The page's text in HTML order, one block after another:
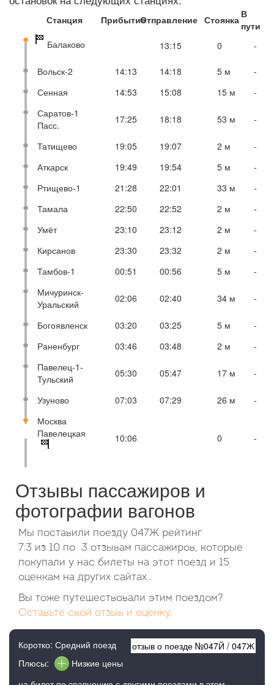
Станция ПрибытиеОтправление Стоянка В
пути
Балаково
13:15 0 -
Вольск-2 14:13 14:18 5 м
-
Сенная
14:53 15:08 15 м
-
Саратов-1
Пасс.
17:25 18:18 53 м -
Татищево 19:05 19:07 2 м
-
Аткарск
19:49 19:54 5 м
-
Ртищево-1
21:28 22:01 33 м
-
Тамала
22:50 22:52 2 м
-
Умёт
23:10 23:12 2 м
-
Кирсанов
23:30 23:32 2 м
-
Тамбов-1
00:51 00:56 5 м
-
Мичуринск-
Уральский
02:06 02:40 34 м -
Богоявленск 03:20 03:25 5 м
-
Раненбург
03:46 03:48 2 м
-
Павелец-1-
Тульский
05:30 05:47 17 м -
Узуново 07:03 07:29 26 м
-
Москва
Павелецкая
10:06 0 -
Отзывы пассажиров и
фотографии вагонов
Мы поставили поезду 047Ж рейтинг
7.3 из 10 по
3 отзывам пассажиров, которые
покупали у нас билеты на этот поезд и 15
оценкам на других сайтах..
Вы тоже путешествовали этим поездом?
Оставьте свой отзыв и оценку.
отзыв о поезде №047Й / 047Ж
Коротко: Средний поезд
Плюсы:
Низкие цены